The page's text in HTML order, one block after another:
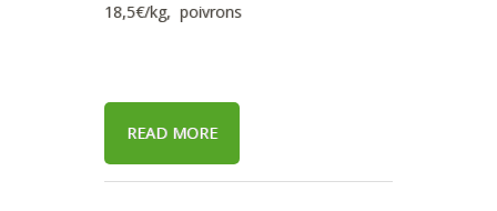
18,5€/kg, poivrons
READ MORE